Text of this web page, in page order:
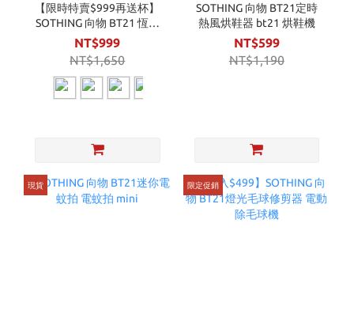
【限時特賣$999再送杯】
SOTHING 向物 BT21 恆溫
暖杯墊 - 疊疊樂 / 暖呼呼
(送BT21玻璃馬克杯套組)
暖杯墊
NT$999
NT$1,650
SOTHING 向物 BT21定時
熱風烘鞋器 bt21 烘鞋機
NT$599
NT$1,190
現貨 限定促銷